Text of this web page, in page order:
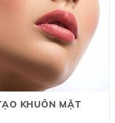
KHUÔN MẶT